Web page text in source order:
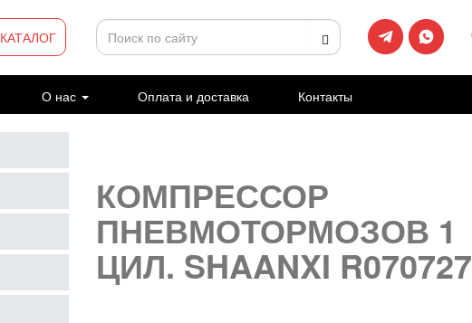
КАТАЛОГ
О нас Оплата и доставка Контакты
КОМПРЕССОР
ПНЕВМОТОРМОЗОВ 1
ЦИЛ. SHAANXI R070727